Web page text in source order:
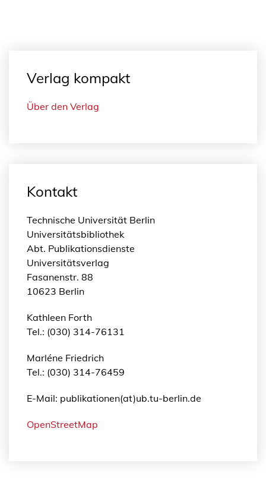
Verlag kompakt
Über den Verlag
Kontakt
Technische Universität Berlin
Universitätsbibliothek
Abt. Publikationsdienste
Universitätsverlag
Fasanenstr. 88
10623 Berlin
Kathleen Forth
Tel.: (030) 314-76131
Marléne Friedrich
Tel.: (030) 314-76459
E-Mail: publikationen(at)ub.tu-berlin.de
OpenStreetMap